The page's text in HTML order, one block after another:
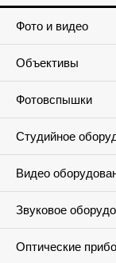
Фото и видео
Объективы
Фотовспышки
Студийное
Видео
Звуковое
Оптические